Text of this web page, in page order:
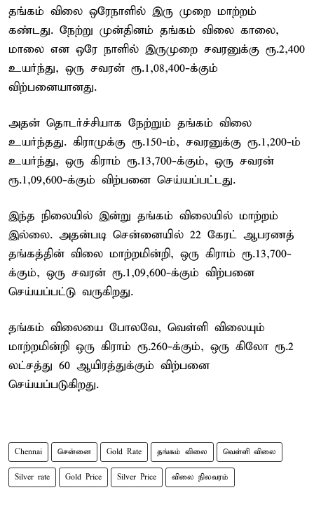
தங்கம் விலை ஒரேநாளில் இரு முறை மாற்றம்
கண்டது. நேற்று முன்தினம் தங்கம் விலை காலை,
மாலை என ஒரே நாளில் இருமுறை சவரனுக்கு ரூ.2,400
உயர்ந்து, ஒரு சவரன் ரூ.1,08,400-க்கும்
விற்பனையானது.
அதன் தொடர்ச்சியாக நேற்றும் தங்கம் விலை
உயர்ந்தது. கிராமுக்கு ரூ.150-ம், சவரனுக்கு ரூ.1,200-ம்
உயர்ந்து, ஒரு கிராம் ரூ.13,700-க்கும், ஒரு சவரன்
ரூ.1,09,600-க்கும் விற்பனை செய்யப்பட்டது.
இந்த நிலையில் இன்று தங்கம் விலையில் மாற்றம்
இல்லை. அதன்படி சென்னையில் 22 கேரட் ஆபரணத்
தங்கத்தின் விலை மாற்றமின்றி, ஒரு கிராம் ரூ.13,700-
க்கும், ஒரு சவரன் ரூ.1,09,600-க்கும் விற்பனை
செய்யப்பட்டு வருகிறது.
தங்கம் விலையை போலவே, வெள்ளி விலையும்
மாற்றமின்றி ஒரு கிராம் ரூ.260-க்கும், ஒரு கிலோ ரூ.2
லட்சத்து 60 ஆயிரத்துக்கும் விற்பனை
செய்யப்படுகிறது.
Chennai சென்னை Gold Rate தங்கம் விலை வெள்ளி விலை
Silver rate Gold Price Silver Price விலை நிலவரம்